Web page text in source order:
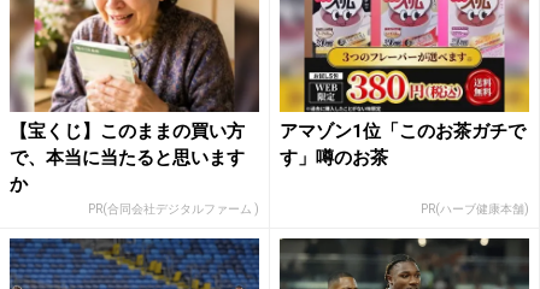
【宝くじ】このままの買い方
で、本当に当たると思います
か
PR(合同会社デジタルファーム )
アマゾン1位「このお茶ガチで
す」噂のお茶
PR(ハーブ健康本舗)